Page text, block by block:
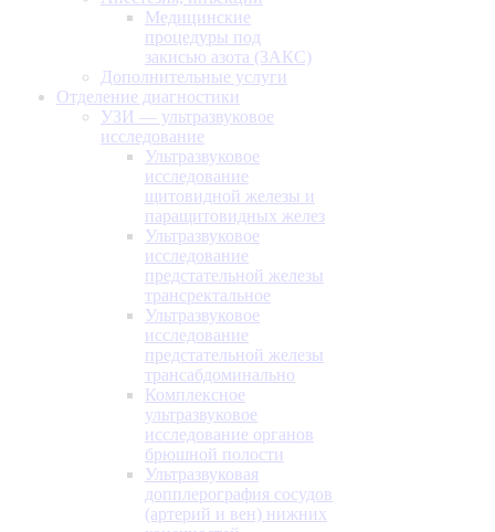
Медицинские
процедуры под
закисью азота (ЗАКС)
Дополнительные услуги
Отделение диагностики
УЗИ — ультразвуковое
исследование
Ультразвуковое
исследование
щитовидной железы и
паращитовидных желез
Ультразвуковое
исследование
предстательной железы
трансректальное
Ультразвуковое
исследование
предстательной железы
трансабдоминально
Комплексное
ультразвуковое
исследование органов
брюшной полости
Ультразвуковая
допплерография сосудов
(артерий и вен) нижних